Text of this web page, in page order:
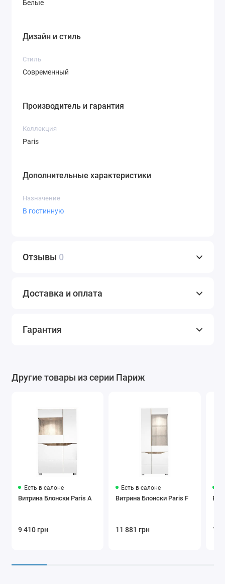
Белые
Дизайн и стиль
Стиль
Современный
Производитель и гарантия
Коллекция
Paris
Дополнительные характеристики
Назначение
В гостинную
Отзывы 0
Доставка и оплата
Гарантия
Другие товары из серии Париж
Есть в салоне
Витрина Блонски Paris A
9 410 грн
Есть в салоне
Витрина Блонски Paris F
11 881 грн 11